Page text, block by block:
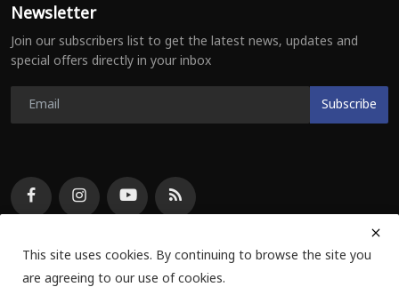
Newsletter
Join our subscribers list to get the latest news, updates and
special offers directly in your inbox
Subscribe
This site uses cookies. By continuing to browse the site you
are agreeing to our use of cookies.